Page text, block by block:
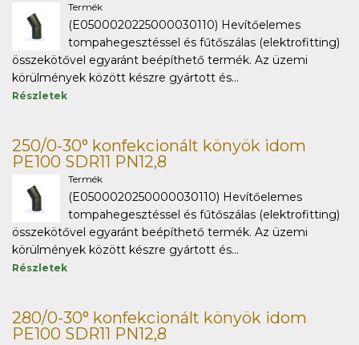
Termék
(E0500020225000030110) Hevítőelemes
tompahegesztéssel és fűtőszálas (elektrofitting)
összekötővel egyaránt beépíthető termék. Az üzemi
körülmények között készre gyártott és...
Részletek
250/0-30° konfekcionált könyök idom
PE100 SDR11 PN12,8
Termék
(E0500020250000030110) Hevítőelemes
tompahegesztéssel és fűtőszálas (elektrofitting)
összekötővel egyaránt beépíthető termék. Az üzemi
körülmények között készre gyártott és...
Részletek
280/0-30° konfekcionált könyök idom
PE100 SDR11 PN12,8